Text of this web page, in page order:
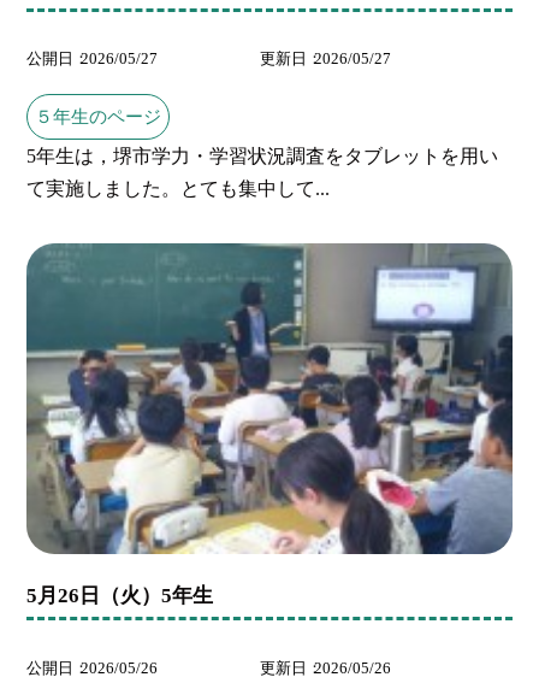
公開日 2026/05/27 更新日 2026/05/27
５年生のページ
5年生は，堺市学力・学習状況調査をタブレットを用い
て実施しました。とても集中して...
5月26日（火）5年生
公開日 2026/05/26 更新日 2026/05/26